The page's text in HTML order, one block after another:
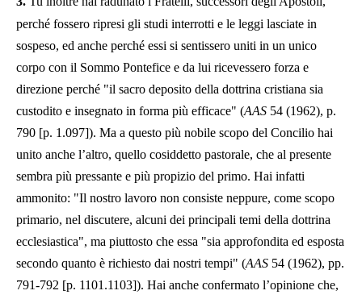
perché fossero ripresi gli studi interrotti e le leggi lasciate in
sospeso, ed anche perché essi si sentissero uniti in un unico
corpo con il Sommo Pontefice e da lui ricevessero forza e
direzione perché "il sacro deposito della dottrina cristiana sia
custodito e insegnato in forma più efficace" (AAS 54 (1962), p.
790 [p. 1.097]). Ma a questo più nobile scopo del Concilio hai
unito anche l’altro, quello cosiddetto pastorale, che al presente
sembra più pressante e più propizio del primo. Hai infatti
ammonito: "Il nostro lavoro non consiste neppure, come scopo
primario, nel discutere, alcuni dei principali temi della dottrina
ecclesiastica", ma piuttosto che essa "sia approfondita ed esposta
secondo quanto è richiesto dai nostri tempi" (AAS 54 (1962), pp.
791-792 [p. 1101.1103]). Hai anche confermato l’opinione che,